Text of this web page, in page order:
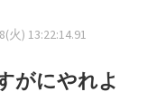
火) 13:22:14.91
がにやれよ